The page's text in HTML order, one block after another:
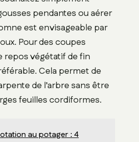
pendantes ou aérer
est envisageable par
Pour des coupes
repos végétatif de fin
Cela permet de
de l’arbre sans être
feuilles cordiformes.
au potager : 4